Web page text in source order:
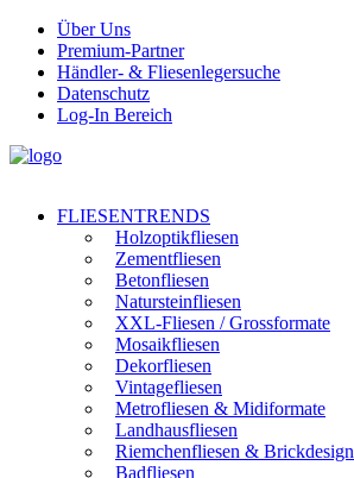
Über Uns
Premium-Partner
Händler- & Fliesenlegersuche
Datenschutz
Log-In Bereich
FLIESENTRENDS
Holzoptikfliesen
Zementfliesen
Betonfliesen
Natursteinfliesen
XXL-Fliesen / Grossformate
Mosaikfliesen
Dekorfliesen
Vintagefliesen
Metrofliesen & Midiformate
Landhausfliesen
Riemchenfliesen & Brickdesign
Badfliesen